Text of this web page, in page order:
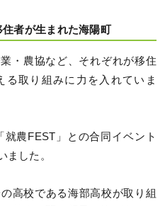
住者が生まれた海陽町
・農協など、それぞれが移住
る取り組みに力を入れていま
農FEST」との合同イベント
ました。
高校である海部高校が取り組